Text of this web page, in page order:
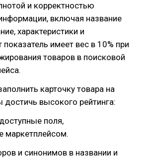
и корректностью
включая название
характеристики и
имеет вес в 10% при
товаров в поисковой
карточку товара на
высокого рейтинга:
поля,
маркетплейсом.
и синонимов в названии и